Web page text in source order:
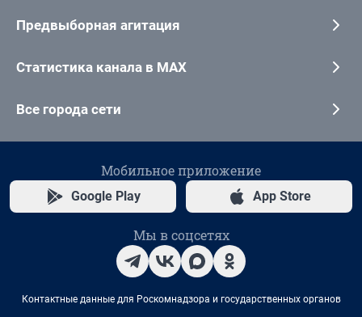
Предвыборная агитация
Статистика канала в MAX
Все города сети
Мобильное приложение
Google Play App Store
Мы в соцсетях
Контактные данные для Роскомнадзора и государственных органов